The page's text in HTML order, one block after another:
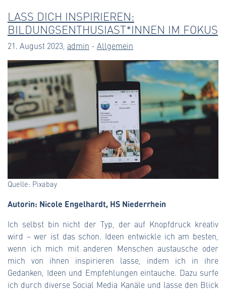
LASS DICH INSPIRIEREN:
BILDUNGSENTHUSIAST*INNEN IM FOKUS
21. August 2023, admin - Allgemein
Quelle: Pixabay
Autorin: Nicole Engelhardt, HS Niederrhein
Ich selbst bin nicht der Typ, der auf Knopfdruck kreativ
wird – wer ist das schon. Ideen entwickle ich am besten,
wenn ich mich mit anderen Menschen austausche oder
mich von ihnen inspirieren lasse, indem ich in ihre
Gedanken, Ideen und Empfehlungen eintauche. Dazu surfe
ich durch diverse Social Media Kanäle und lasse den Blick